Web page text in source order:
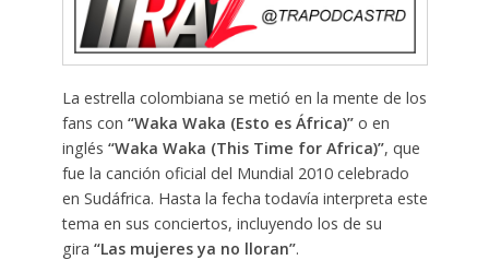
La estrella colombiana se metió en la mente de los
fans con “Waka Waka (Esto es África)”o en
inglés “Waka Waka (This Time for Africa)”, que
fue la canción oficial del Mundial 2010 celebrado
en Sudáfrica. Hasta la fecha todavía interpreta este
tema en sus conciertos, incluyendo los de su
gira “Las mujeres ya no lloran”.